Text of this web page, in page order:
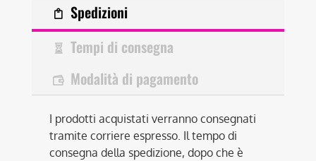
Spedizioni
Tempi di consegna
Modalità di pagamento
I prodotti acquistati verranno consegnati
tramite corriere espresso. Il tempo di
consegna della spedizione, dopo che è